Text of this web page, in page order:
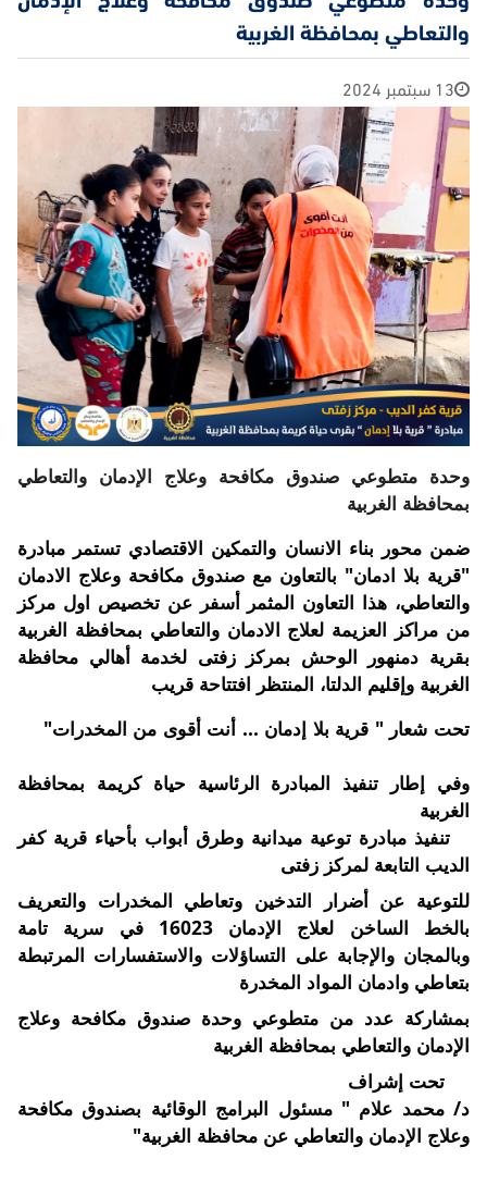
والتعاطي بمحافظة الغربية
13 سبتمبر 2024
وحدة متطوعي صندوق مكافحة وعلاج الإدمان والتعاطي
بمحافظة الغربية
ضمن محور بناء الانسان والتمكين الاقتصادي تستمر مبادرة
"قرية بلا ادمان" بالتعاون مع صندوق مكافحة وعلاج الادمان
والتعاطي، هذا التعاون المثمر أسفر عن تخصيص اول مركز
من مراكز العزيمة لعلاج الادمان والتعاطي بمحافظة الغربية
بقرية دمنهور الوحش بمركز زفتى لخدمة أهالي محافظة
الغربية وإقليم الدلتا، المنتظر افتتاحة قريب
تحت شعار " قرية بلا إدمان ... أنت أقوى من المخدرات"
وفي إطار تنفيذ المبادرة الرئاسية حياة كريمة بمحافظة
الغربية
تنفيذ مبادرة توعية ميدانية وطرق أبواب بأحياء قرية كفر
الديب التابعة لمركز زفتى
للتوعية عن أضرار التدخين وتعاطي المخدرات والتعريف
بالخط الساخن لعلاج الإدمان 16023 في سرية تامة
وبالمجان والإجابة على التساؤلات والاستفسارات المرتبطة
بتعاطي وادمان المواد المخدرة
بمشاركة عدد من متطوعي وحدة صندوق مكافحة وعلاج
الإدمان والتعاطي بمحافظة الغربية
تحت إشراف
د/ محمد علام " مسئول البرامج الوقائية بصندوق مكافحة
وعلاج الإدمان والتعاطي عن محافظة الغربية"